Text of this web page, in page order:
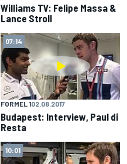
Williams TV: Felipe Massa &
Lance Stroll
07:14
FORMEL 102.08.2017
Budapest: Interview, Paul di
Resta
10:01